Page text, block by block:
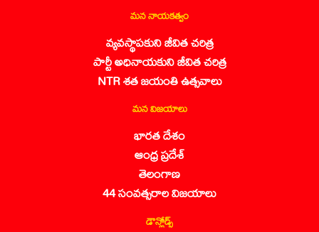
మన నాయకత్వం
వ్యవస్థాపకుని జీవిత చరిత్ర
పార్టీ అధినాయకుని జీవిత చరిత్ర
NTR శత జయంతి ఉత్సవాలు
మన విజయాలు
భారత దేశం
ఆంధ్ర ప్రదేశ్
తెలంగాణ
44 సంవత్సరాల విజయాలు
డౌన్లోడ్స్